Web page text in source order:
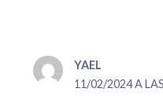
YAEL
11/02/2024 A